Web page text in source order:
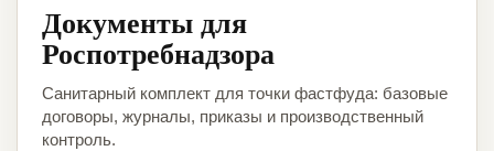
Документы для
Роспотребнадзора
Санитарный комплект для точки фастфуда: базовые
договоры, журналы, приказы и производственный
контроль.